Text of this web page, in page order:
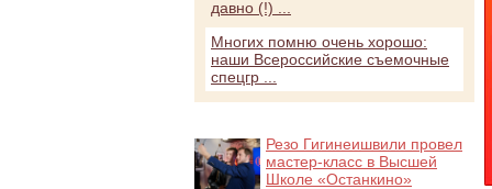
давно (!) ...
Многих помню очень хорошо:
наши Всероссийские съемочные
спецгр ...
Резо Гигинеишвили провел
мастер-класс в Высшей
Школе «Останкино»